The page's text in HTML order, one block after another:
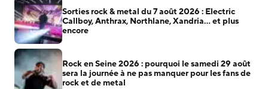
Sorties rock & metal du 7 août 2026 : Electric
Callboy, Anthrax, Northlane, Xandria… et plus
encore
Rock en Seine 2026 : pourquoi le samedi 29 août
sera la journée à ne pas manquer pour les fans de
rock et de metal